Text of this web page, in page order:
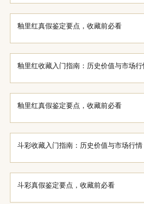
釉里红真假鉴定要点，收藏前必看
釉里红收藏入门指南：历史价值与市场行
釉里红真假鉴定要点，收藏前必看
斗彩收藏入门指南：历史价值与市场行情
斗彩真假鉴定要点，收藏前必看